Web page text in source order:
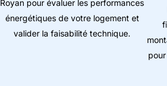
Royan pour évaluer les performances
énergétiques de votre logement et
valider la faisabilité technique.